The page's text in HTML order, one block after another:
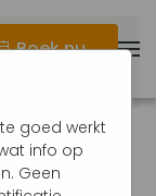
Boek nu
goed werkt
info op
Geen